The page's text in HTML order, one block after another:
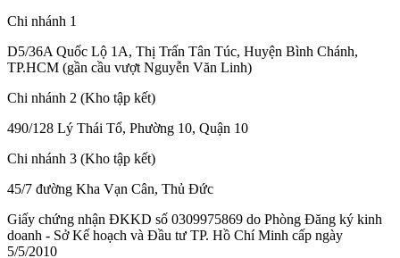
Chi nhánh 1
D5/36A Quốc Lộ 1A, Thị Trấn Tân Túc, Huyện Bình Chánh,
TP.HCM (gần cầu vượt Nguyễn Văn Linh)
Chi nhánh 2 (Kho tập kết)
490/128 Lý Thái Tổ, Phường 10, Quận 10
Chi nhánh 3 (Kho tập kết)
45/7 đường Kha Vạn Cân, Thủ Đức
Giấy chứng nhận ĐKKD số 0309975869 do Phòng Đăng ký kinh
doanh - Sở Kế hoạch và Đầu tư TP. Hồ Chí Minh cấp ngày
5/5/2010